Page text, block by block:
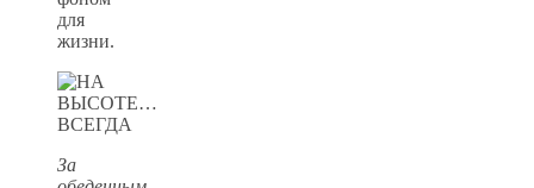
для
жизни.
За